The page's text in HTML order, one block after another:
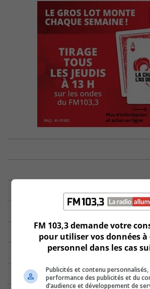
FM 103,3 demande votre
pour utiliser vos données à
personnel dans les cas
Publicités et contenu
performance des publicités et du
d’audience et développement de